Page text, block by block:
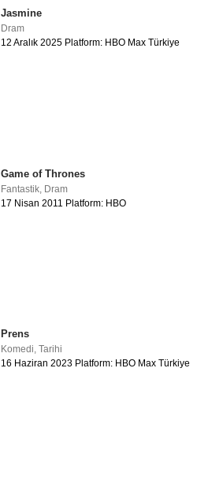
Jasmine
Dram
12 Aralık 2025 Platform: HBO Max Türkiye
Game of Thrones
Fantastik Dram
17 Nisan 2011 Platform: HBO
Prens
Komedi,Tarihi
16 Haziran 2023 Platform: HBO Max Türkiye